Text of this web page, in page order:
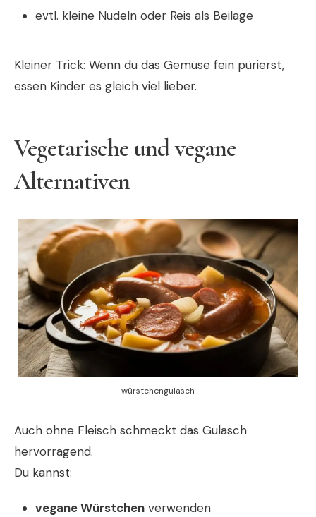
evtl. kleine Nudeln oder Reis als Beilage
Kleiner Trick: Wenn du das Gemüse fein pürierst,
essen Kinder es gleich viel lieber.
Vegetarische und vegane
Alternativen
würstchengulasch
Auch ohne Fleisch schmeckt das Gulasch
hervorragend.
Du kannst:
vegane Würstchen verwenden